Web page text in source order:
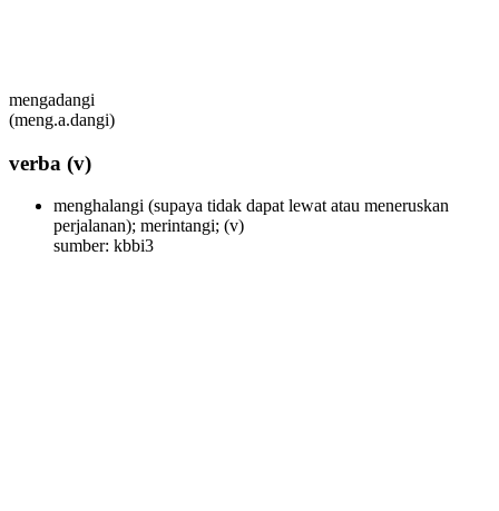
mengadangi
(meng.a.dangi)
verba (v)
menghalangi (supaya tidak dapat lewat atau meneruskan
perjalanan); merintangi; (v)
sumber: kbbi3